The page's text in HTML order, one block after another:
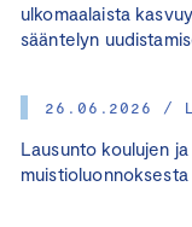
ulkomaalaista
sääntelyn
26.06.2026 /
Lausunto koulujen
muistioluonnoksesta